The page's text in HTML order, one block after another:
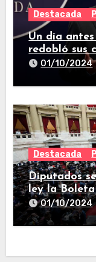
Destacada
Un día
redobló sus
nacionales
01/10/2024
Destacada
Diputados
ley la
larga sesión
01/10/2024